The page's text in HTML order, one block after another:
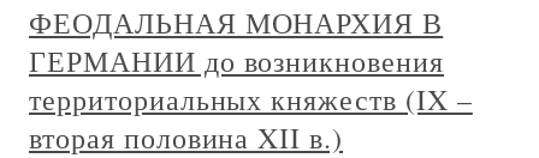
ФЕОДАЛЬНАЯ МОНАРХИЯ В
ГЕРМАНИИ до возникновения
территориальных княжеств (IX –
вторая половина XII в.)